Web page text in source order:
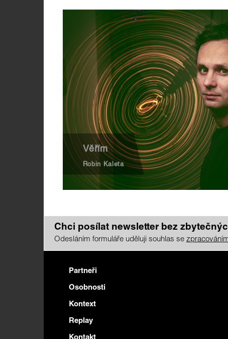
Věřím
Robin Kaleta
Chci posílat newsletter bez
Odesláním formuláře uděluji souhlas se
Partneři
Osobnosti
Kontext
Replay